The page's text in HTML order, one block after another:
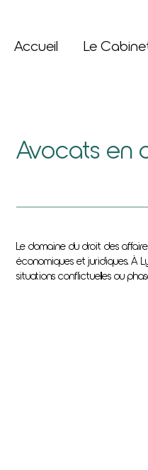
Accueil Le
Avocats en
Le domaine du droit des
économiques et juridiques. À
situations conflictuelles ou